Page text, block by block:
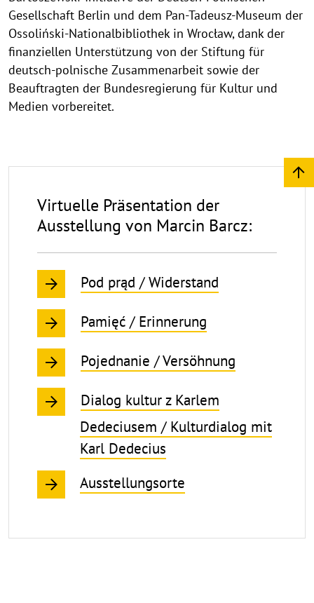
Gesellschaft Berlin und dem Pan-Tadeusz-Museum der
Ossoliński-Nationalbibliothek in Wrocław, dank der
finanziellen Unterstützung von der Stiftung für
deutsch-polnische Zusammenarbeit sowie der
Beauftragten der Bundesregierung für Kultur und
Medien vorbereitet.
Präsentation
Virtuelle Präsentation der
Ausstellung von Marcin Barcz:
Pod prąd / Widerstand
Pamięć / Erinnerung
Pojednanie / Versöhnung
Dialog kultur z Karlem
Dedeciusem / Kulturdialog mit
Karl Dedecius
Ausstellungsorte